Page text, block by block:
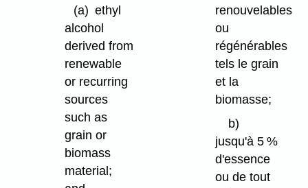
(a) ethyl
alcohol
derived from
renewable
or recurring
sources
such as
grain or
biomass
material;
renouvelables
ou
régénérables
tels le grain
et la
biomasse;
b)
jusqu'à 5 %
d'essence
ou de tout